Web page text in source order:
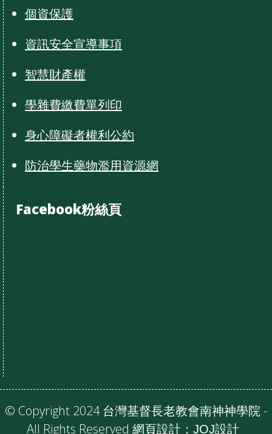
個資保護
資訊安全宣導事項
智慧財產權
學雜費繳費單列印
身心障礙者權利公約
防治學生藥物濫用資源網
Facebook粉絲頁
© Copyright 2024 台灣基督長老教會南神神學院 -
All Rights Reserved 網頁設計： JOJ設計